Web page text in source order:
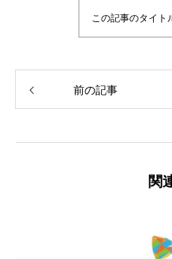
この記事のタイト
前の記事
関